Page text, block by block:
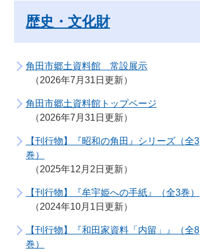
歴史・文化財
角田市郷土資料館 常設展示
2026年7月31日更新
角田市郷土資料館トップページ
2026年7月31日更新
【刊行物】『昭和の角田』シリーズ（全3
巻）
2025年12月2日更新
【刊行物】『牟宇姫への手紙』（全3巻）
2024年10月1日更新
【刊行物】『和田家資料「内留」』（全8
巻）